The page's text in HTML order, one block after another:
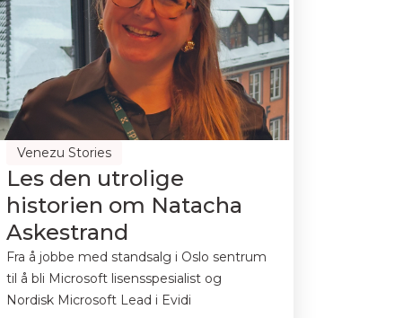
Venezu Stories
Les den utrolige
historien om Natacha
Askestrand
Fra å jobbe med standsalg i Oslo sentrum
til å bli Microsoft lisensspesialist og
Nordisk Microsoft Lead i Evidi